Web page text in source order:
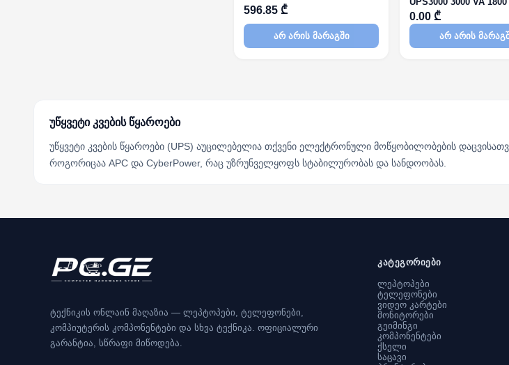
596.85 ₾
არ არის მარაგში
0.00 ₾
არ არის
უწყვეტი კვების წყაროები
უწყვეტი კვების წყაროები (UPS) აუცილებელია თქვენი ელექტრონული მოწყობილობების
როგორიცაა APC და CyberPower, რაც უზრუნველყოფს სტაბილურობას და სანდოობას.
ტექნიკის ონლაინ მაღაზია — ლეპტოპები, ტელეფონები,
კომპიუტერის კომპონენტები და სხვა ტექნიკა. ოფიციალური
გარანტია, სწრაფი მიწოდება.
კატეგორიები
ლეპტოპები
ტელეფონები
ვიდეო კარტები
მონიტორები
გეიმინგი
კომპონენტები
ქსელი
საცავი